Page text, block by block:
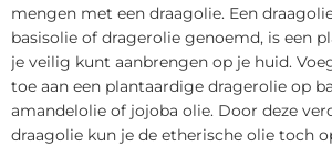
mengen met een draagolie. Een
basisolie of dragerolie genoemd, is een
je veilig kunt aanbrengen op je huid.
toe aan een plantaardige dragerolie op
amandelolie of jojoba olie. Door deze
draagolie kun je de etherische olie toch